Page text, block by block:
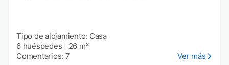
Tipo de alojamiento: Casa
6 huéspedes
26 m²
Comentarios: 7
Ver más